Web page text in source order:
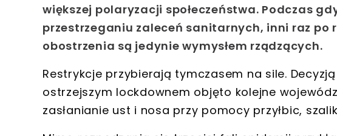
większej polaryzacji społeczeństwa. Podczas
przestrzeganiu zaleceń sanitarnych, inni raz po
obostrzenia są jedynie wymysłem rządzących.
Restrykcje przybierają tymczasem na sile.
ostrzejszym lockdownem objęto kolejne
zasłanianie ust i nosa przy pomocy przyłbic,